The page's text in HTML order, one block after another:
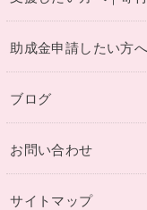
助成金申請したい方
ブログ
お問い合わせ
サイトマップ